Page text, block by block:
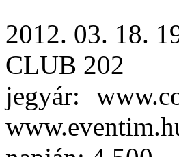
2012. 03. 18.
CLUB 202
jegyár: